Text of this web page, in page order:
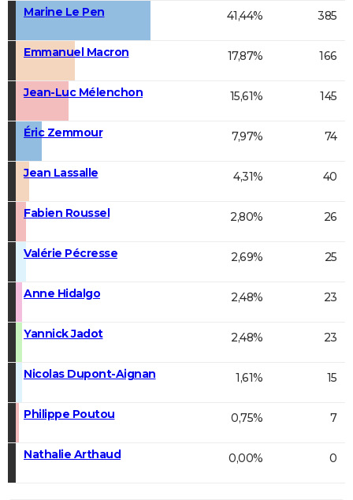
Marine Le Pen
41,44% 385
Emmanuel Macron 17,87% 166
Jean-Luc Mélenchon 15,61% 145
Éric Zemmour 7,97% 74
Jean Lassalle 4,31% 40
Fabien Roussel 2,80% 26
Valérie Pécresse 2,69% 25
Anne Hidalgo 2,48% 23
Yannick Jadot 2,48% 23
Nicolas Dupont-Aignan 1,61% 15
Philippe Poutou 0,75% 7
Nathalie Arthaud 0,00% 0